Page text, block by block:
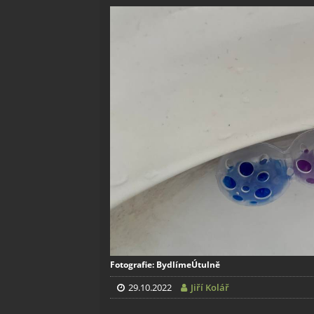
Fotografie: BydlímeÚtulně
29.10.2022 Jiří Kolář